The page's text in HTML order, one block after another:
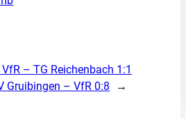
VfR – TG Reichenbach 1:1
Gruibingen – VfR 0:8 →